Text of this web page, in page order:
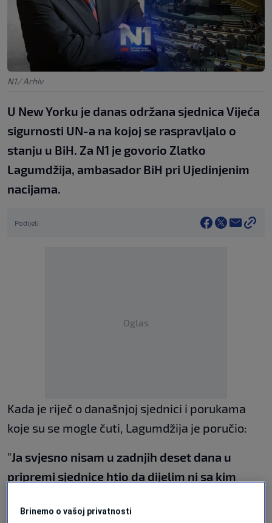
N1/ Arhiv
U New Yorku je danas održana sjednica Vijeća
sigurnosti UN-a na kojoj se raspravljalo o
stanju u BiH. Za N1 je govorio Zlatko
Lagumdžija, ambasador BiH pri Ujedinjenim
nacijama.
Podijeli
Oglas
Kada je riječ o današnjoj sjednici i porukama
koje su se mogle čuti, Lagumdžija je poručio:
"Ja svjesno nisam u zadnjih deset dana u
pripremi sjednice htio da dijelim ni sa kim
je nakon Dodika u Moskvi odlučeno da će se
Brinemo o vašoj privatnosti